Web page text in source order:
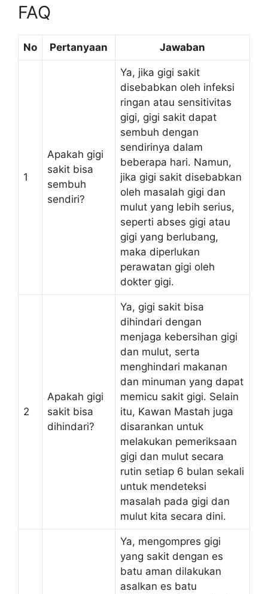
FAQ
No Pertanyaan Jawaban
1
Apakah gigi
sakit bisa
sembuh
sendiri?
Ya, jika gigi sakit
disebabkan oleh infeksi
ringan atau sensitivitas
gigi, gigi sakit dapat
sembuh dengan
sendirinya dalam
beberapa hari. Namun,
jika gigi sakit disebabkan
oleh masalah gigi dan
mulut yang lebih serius,
seperti abses gigi atau
gigi yang berlubang,
maka diperlukan
perawatan gigi oleh
dokter gigi.
2
Apakah gigi
sakit bisa
dihindari?
Ya, gigi sakit bisa
dihindari dengan
menjaga kebersihan gigi
dan mulut, serta
menghindari makanan
dan minuman yang dapat
memicu sakit gigi. Selain
itu, Kawan Mastah juga
disarankan untuk
melakukan pemeriksaan
gigi dan mulut secara
rutin setiap 6 bulan sekali
untuk mendeteksi
masalah pada gigi dan
mulut kita secara dini.
Ya, mengompres gigi
yang sakit dengan es
batu aman dilakukan
asalkan es batu